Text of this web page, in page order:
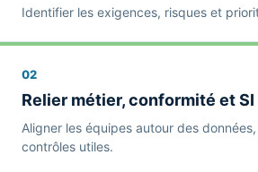
Identifier les exigences, risques et
02
Relier métier, conformité et SI
Aligner les équipes autour des
contrôles utiles.